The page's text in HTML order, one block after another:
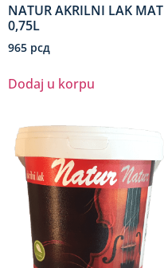
NATUR AKRILNI LAK MAT
0,75L
965 рсд
Dodaj u korpu